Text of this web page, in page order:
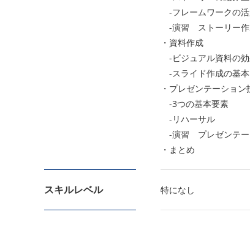
-フレームワークの
-演習 ストーリー
・資料作成
-ビジュアル資料の
-スライド作成の基
・プレゼンテーション
-3つの基本要素
-リハーサル
-演習 プレゼンテ
・まとめ
スキルレベル 特になし